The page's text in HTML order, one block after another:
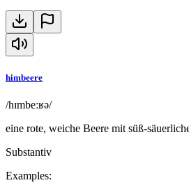
himbeere
/hɪmbeːʁə/
eine rote, weiche Beere mit süß-
Substantiv
Examples: